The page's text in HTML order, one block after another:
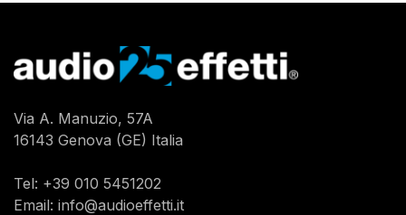
Via A. Manuzio, 57A
16143 Genova (GE) Italia
Tel: +39 010 5451202
Email: info@audioeffetti.it